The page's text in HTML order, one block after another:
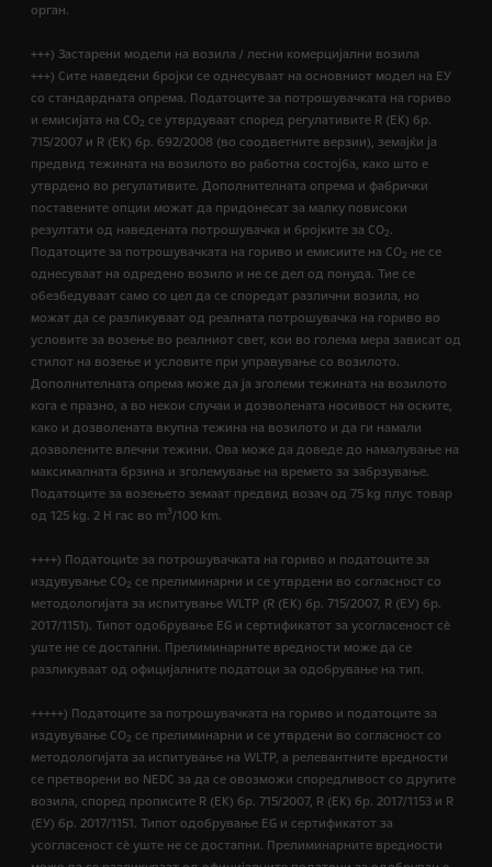
орган.
+++) Застарени модели на возила / лесни комерцијални возила
+++) Сите наведени бројки се однесуваат на основниот модел на ЕУ
со стандардната опрема. Податоците за потрошувачката на гориво
и емисијата на СО2 се утврдуваат според регулативите R (ЕК) бр.
715/2007 и R (ЕК) бр. 692/2008 (во соодветните верзии), земајќи ја
предвид тежината на возилото во работна состојба, како што е
утврдено во регулативите. Дополнителната опрема и фабрички
поставените опции можат да придонесат за малку повисоки
резултати од наведената потрошувачка и бројките за CO2.
Податоците за потрошувачката на гориво и емисиите на CO2 не се
однесуваат на одредено возило и не се дел од понуда. Тие се
обезбедуваат само со цел да се споредат различни возила, но
можат да се разликуваат од реалната потрошувачка на гориво во
условите за возење во реалниот свет, кои во голема мера зависат од
стилот на возење и условите при управување со возилото.
Дополнителната опрема може да ја зголеми тежината на возилото
кога е празно, а во некои случаи и дозволената носивост на оските,
како и дозволената вкупна тежина на возилото и да ги намали
дозволените влечни тежини. Ова може да доведе до намалување на
максималната брзина и зголемување на времето за забрзување.
Податоците за возењето земаат предвид возач од 75 kg плус товар
од 125 kg. 2 H гас во m3/100 km.
++++) Податоциte за потрошувачката на гориво и податоците за
издувување CO2 се прелиминарни и се утврдени во согласност со
методологијата за испитување WLTP (R (EК) бр. 715/2007, R (ЕУ) бр.
2017/1151). Типот одобрување EG и сертификатот за усогласеност сѐ
уште не се достапни. Прелиминарните вредности може да се
разликуваат од официјалните податоци за одобрување на тип.
+++++) Податоците за потрошувачката на гориво и податоците за
издувување CO2 се прелиминарни и се утврдени во согласност со
методологијата за испитување на WLTP, а релевантните вредности
се претворени во NEDC за да се овозможи споредливост со другите
возила, според прописите R (EК) бр. 715/2007, R (ЕК) бр. 2017/1153 и R
(ЕУ) бр. 2017/1151. Типот одобрување EG и сертификатот за
усогласеност сѐ уште не се достапни. Прелиминарните вредности